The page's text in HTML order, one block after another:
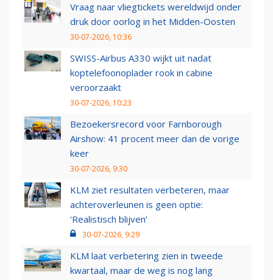
Vraag naar vliegtickets wereldwijd onder
druk door oorlog in het Midden-Oosten
30-07-2026, 10:36
SWISS-Airbus A330 wijkt uit nadat
koptelefoonoplader rook in cabine
veroorzaakt
30-07-2026, 10:23
Bezoekersrecord voor Farnborough
Airshow: 41 procent meer dan de vorige
keer
30-07-2026, 9:30
KLM ziet resultaten verbeteren, maar
achteroverleunen is geen optie:
‘Realistisch blijven’
30-07-2026, 9:29
KLM laat verbetering zien in tweede
kwartaal, maar de weg is nog lang